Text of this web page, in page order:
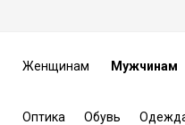
Женщинам Мужчинам
Оптика Обувь